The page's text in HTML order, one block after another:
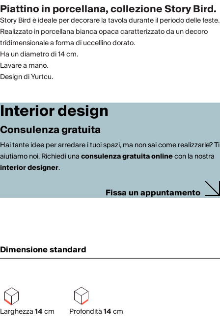
Piattino in porcellana, collezione Story Bird.
Story Bird è ideale per decorare la tavola durante il periodo delle feste.
Realizzato in porcellana bianca opaca caratterizzato da un decoro
tridimensionale a forma di uccellino dorato.
Ha un diametro di 14 cm.
Lavare a mano.
Design di Yurtcu.
Interior design
Consulenza gratuita
Hai tante idee per arredare i tuoi spazi, ma non sai come realizzarle? Ti
aiutiamo noi. Richiedi unaconsulenza gratuita onlinecon la nostra
interior designer.
Fissa un appuntamento
Dimensione standard
Larghezza14cm Profondità14cm